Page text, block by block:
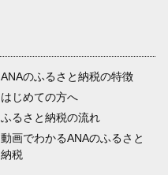
ANAのふるさと納税の特徴
はじめての方へ
ふるさと納税の流れ
動画でわかるANAのふるさと
納税